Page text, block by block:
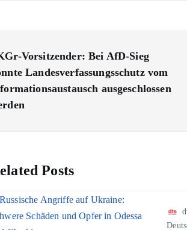
Vorsitzender: Bei AfD-Sieg
Landesverfassungsschutz vom
ausgeschlossen
Posts